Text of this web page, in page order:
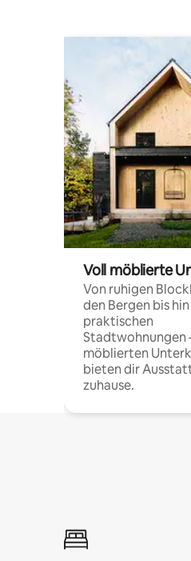
Voll möblierte
Von ruhigen
den Bergen bis hin
praktischen
Stadtwohnungen
möblierten
bieten dir
zuhause.